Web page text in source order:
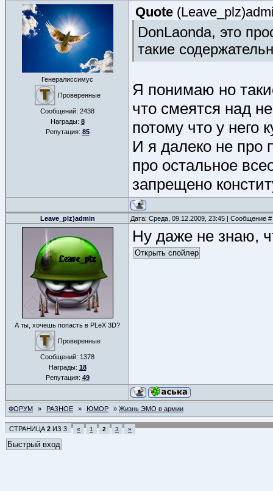
Генералиссимус
Проверенные
Сообщений: 2438
Награды: 8
Репутация: 85
Quote (
DonLaonda, это
такие
Я понимаю но
что смеятся над
потому что у него
И я далеко не про
про остальное
запрещено
Leave_plz)admin Дата: Среда, 09.12.2009, 23:45 | Сообщение #
А ты, хочешь попасть в PLeX 3D?
Проверенные
Сообщений: 1378
Награды: 18
Репутация: 49
Ну даже не знаю,
ФОРУМ » РАЗНОЕ » ЮМОР » Жизнь ЭМО в армии
СТРАНИЦА 2 ИЗ 3 « 1 2 3 »